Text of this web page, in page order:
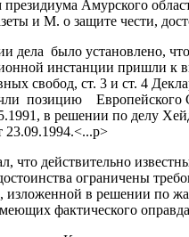
Амурского
и М. о защите чести,
дела было установлено,
инстанции пришли к
свобод, ст. 3 и ст. 4
позицию Европейского
в решении по делу
что действительно
ограничены
изложенной в решении по
фактического